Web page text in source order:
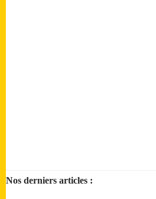
Nos derniers articles :